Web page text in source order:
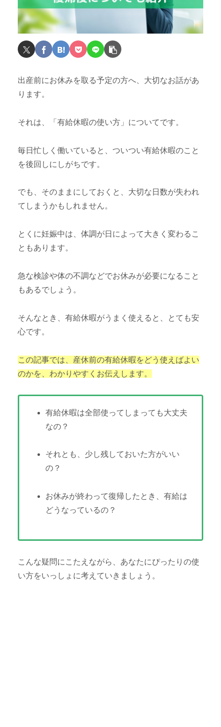
出産前にお休みを取る予定の方へ、大切なお話があ
ります。
それは、「有給休暇の使い方」についてです。
毎日忙しく働いていると、ついつい有給休暇のこと
を後回しにしがちです。
でも、そのままにしておくと、大切な日数が失われ
てしまうかもしれません。
とくに妊娠中は、体調が日によって大きく変わるこ
ともあります。
急な検診や体の不調などでお休みが必要になること
もあるでしょう。
そんなとき、有給休暇がうまく使えると、とても安
心です。
この記事では、産休前の有給休暇をどう使えばよい
のかを、わかりやすくお伝えします。
有給休暇は全部使ってしまっても大丈夫
なの？
それとも、少し残しておいた方がいい
の？
お休みが終わって復帰したとき、有給は
どうなっているの？
こんな疑問にこたえながら、あなたにぴったりの使
い方をいっしょに考えていきましょう。